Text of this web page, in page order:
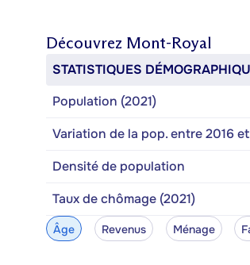
Découvrez Mont-Royal
STATISTIQUES
Population (2021)
Variation de la pop. entre 2016 et
Densité de population
Taux de chômage (2021)
Âge Revenus Ménage